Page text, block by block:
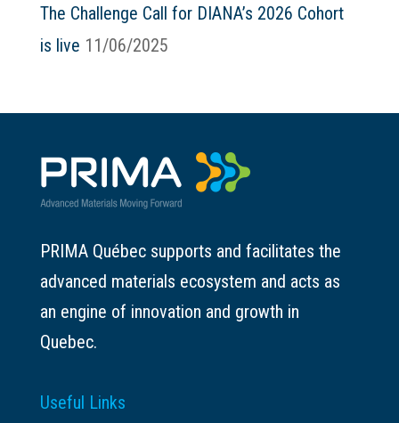
The Challenge Call for DIANA’s 2026 Cohort
is live 11/06/2025
PRIMA Québec supports and facilitates the
advanced materials ecosystem and acts as
an engine of innovation and growth in
Quebec.
Useful Links